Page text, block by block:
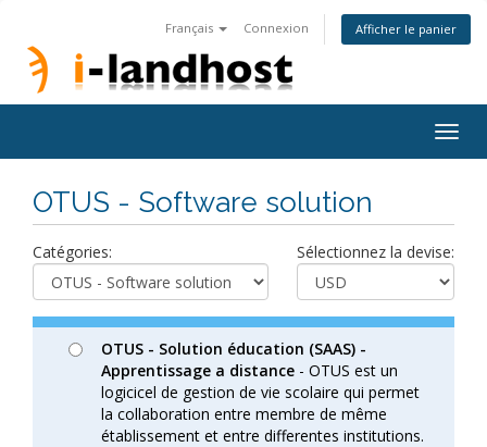
Français Connexion Afficher le panier
OTUS - Software solution
Catégories: Sélectionnez la devise:
OTUS - Solution éducation (SAAS) -
Apprentissage a distance - OTUS est un
logicicel de gestion de vie scolaire qui permet
la collaboration entre membre de même
établissement et entre differentes institutions.